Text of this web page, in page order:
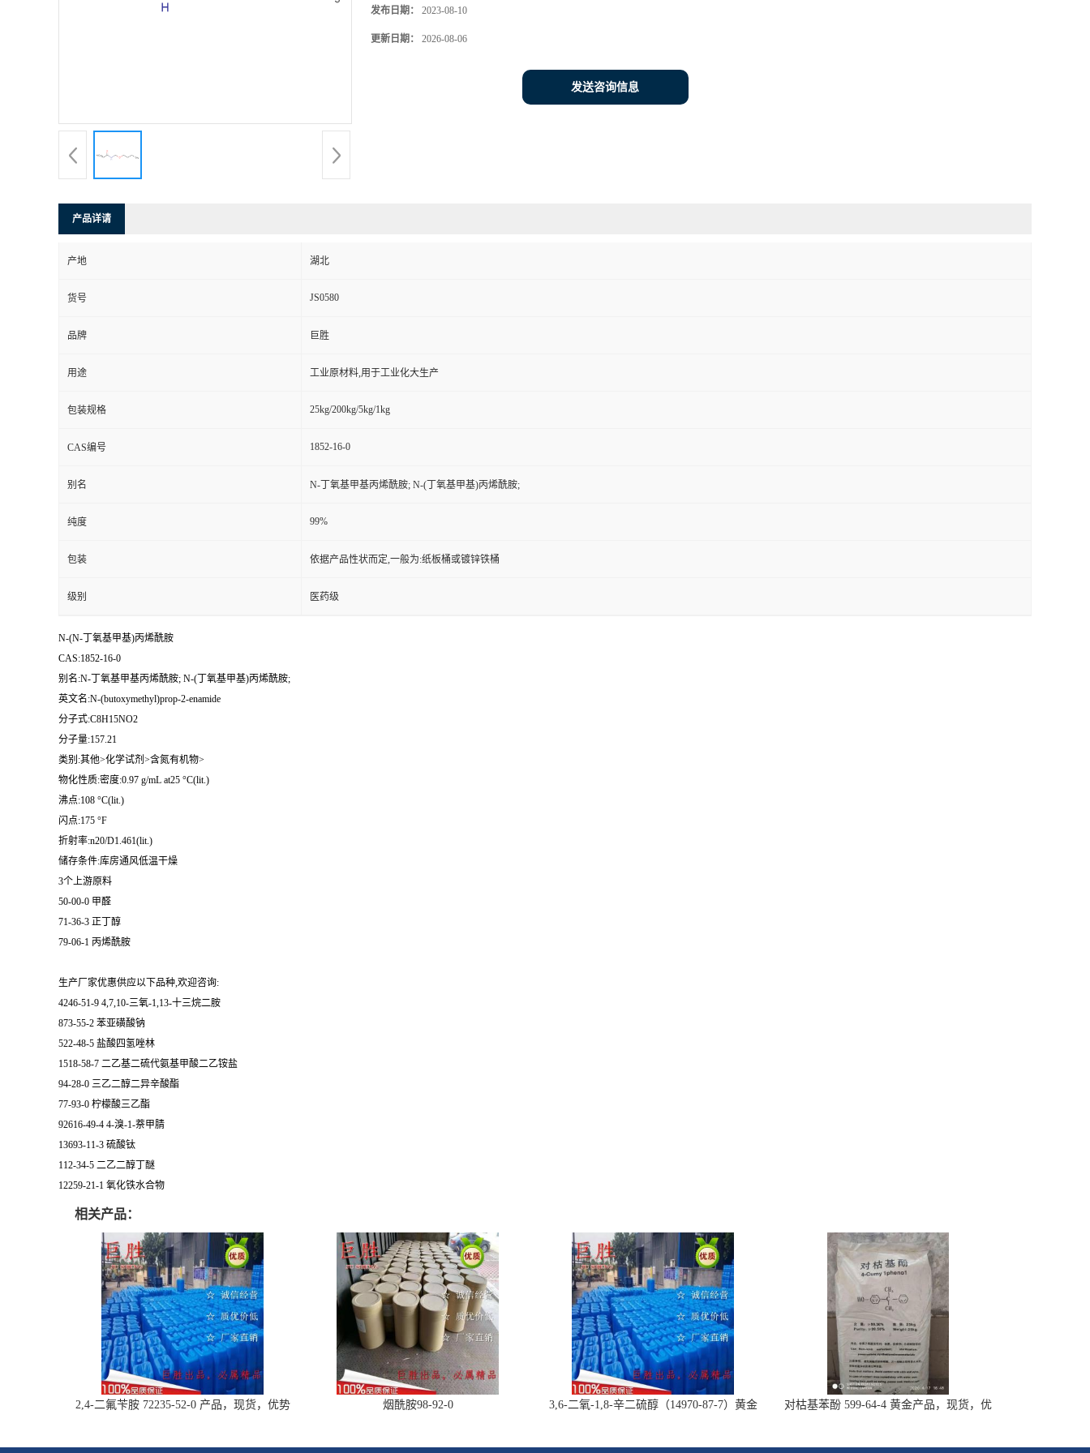
发布日期： 2023-08-10
更新日期： 2026-08-06
发送咨询信息
产品详请
产地 湖北
货号 JS0580
品牌 巨胜
用途 工业原材料,用于工业化大生产
包装规格 25kg/200kg/5kg/1kg
CAS编号 1852-16-0
别名 N-丁氧基甲基丙烯酰胺; N-(丁氧基甲基)丙烯酰胺;
纯度 99%
包装 依据产品性状而定,一般为:纸板桶或镀锌铁桶
级别 医药级
N-(N-丁氧基甲基)丙烯酰胺
CAS:1852-16-0
别名:N-丁氧基甲基丙烯酰胺; N-(丁氧基甲基)丙烯酰胺;
英文名:N-(butoxymethyl)prop-2-enamide
分子式:C8H15NO2
分子量:157.21
类别:其他>化学试剂>含氮有机物>
物化性质:密度:0.97 g/mL at25 °C(lit.)
沸点:108 °C(lit.)
闪点:175 °F
折射率:n20/D1.461(lit.)
储存条件:库房通风低温干燥
3个上游原料
50-00-0 甲醛
71-36-3 正丁醇
79-06-1 丙烯酰胺
生产厂家优惠供应以下品种,欢迎咨询:
4246-51-9 4,7,10-三氧-1,13-十三烷二胺
873-55-2 苯亚磺酸钠
522-48-5 盐酸四氢唑林
1518-58-7 二乙基二硫代氨基甲酸二乙铵盐
94-28-0 三乙二醇二异辛酸酯
77-93-0 柠檬酸三乙酯
92616-49-4 4-溴-1-萘甲腈
13693-11-3 硫酸钛
112-34-5 二乙二醇丁醚
12259-21-1 氧化铁水合物
相关产品：
2,4-二氟苄胺 72235-52-0 产品，现货，优势
烟酰胺98-92-0
3,6-二氧-1,8-辛二硫醇（14970-87-7）黄金
对枯基苯酚 599-64-4 黄金产品，现货，优